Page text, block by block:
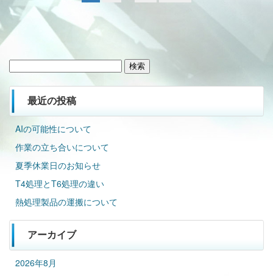
最近の投稿
AIの可能性について
作業の立ち合いについて
夏季休業日のお知らせ
T4処理とT6処理の違い
熱処理製品の運搬について
アーカイブ
2026年8月